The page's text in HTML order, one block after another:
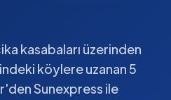
kasabaları üzerinden
köylere uzanan 5
Sunexpress ile